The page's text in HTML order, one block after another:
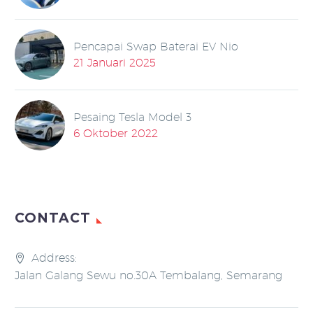
Pencapai Swap Baterai EV Nio
21 Januari 2025
Pesaing Tesla Model 3
6 Oktober 2022
CONTACT
Address:
Jalan Galang Sewu no.30A Tembalang, Semarang